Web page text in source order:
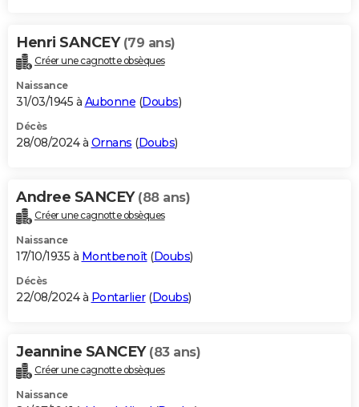
Henri SANCEY (79 ans)
Créer une cagnotte obsèques
Naissance
31/03/1945 à Aubonne (Doubs)
Décès
28/08/2024 à Ornans (Doubs)
Andree SANCEY (88 ans)
Créer une cagnotte obsèques
Naissance
17/10/1935 à Montbenoît(Doubs)
Décès
22/08/2024 à Pontarlier(Doubs)
Jeannine SANCEY (83 ans)
Créer une cagnotte obsèques
Naissance